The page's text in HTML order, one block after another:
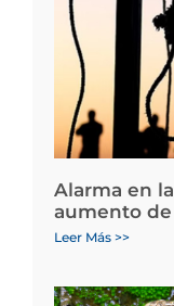
Alarma en
aumento
Leer Más >>